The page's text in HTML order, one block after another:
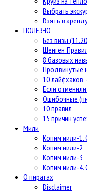
Выбрать
Взять в
ПОЛЕЗНО
Без визы
Шенген.
8 базовых
Продвинутые
10 лайфхаков
Если отменили
Ошибочные
10 правил
15 причин
Мили
Копим мили-1.
Копим мили-2
Копим мили-3
Копим мили-4.
О пиратах
Disclaimer